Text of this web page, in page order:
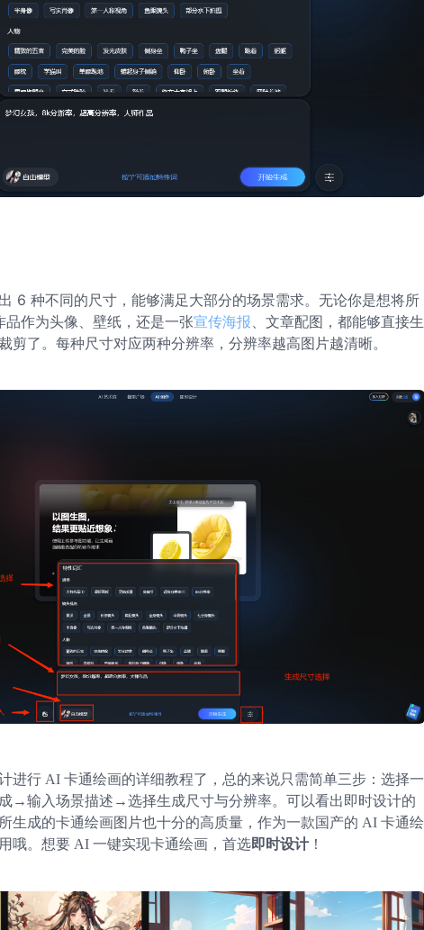
6 种不同的尺寸，能够满足大部分的场景需求。无论你是想将所
作为头像、壁纸，还是一张宣传海报、文章配图，都能够直接生
剪了。每种尺寸对应两种分辨率，分辨率越高图片越清晰。
进行 AI 卡通绘画的详细教程了，总的来说只需简单三步：选择一
→输入场景描述→选择生成尺寸与分辨率。可以看出即时设计的
生成的卡通绘画图片也十分的高质量，作为一款国产的 AI 卡通绘
哦。想要 AI 一键实现卡通绘画，首选即时设计！